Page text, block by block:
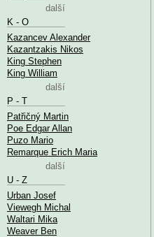
další
K - O
Kazancev Alexander
Kazantzakis Nikos
King Stephen
King William
další
P - T
Patřičný Martin
Poe Edgar Allan
Puzo Mario
Remarque Erich Maria
další
U - Z
Urban Josef
Viewegh Michal
Waltari Mika
Weaver Ben